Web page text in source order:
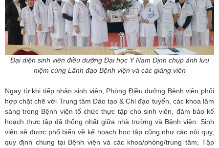
Đại diện sinh viên điều dưỡng Đại học Y Nam Định chụp ảnh lưu
niệm cùng Lãnh đạo Bệnh viện và các giảng viên
Ngay từ khi tiếp nhận sinh viên, Phòng Điều dưỡng Bệnh viện phối
hợp chặt chẽ với Trung tâm Đào tạo & Chỉ đạo tuyến, các khoa lâm
sàng trong Bệnh viện tổ chức thực tập cho sinh viên, đảm bảo kế
hoạch thực tập đã thống nhất giữa nhà trường và Bệnh viện. Sinh
viên sẽ được phổ biến về kế hoạch học tập cũng như các nội quy,
quy định chung tại Bệnh viện và các khoa/phòng/trung tâm; Tập